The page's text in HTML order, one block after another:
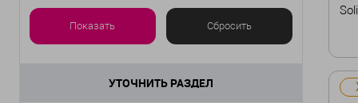
Натоптыши и твёрдые мозоли
Показать ещё 8
Показать Сбросить
УТОЧНИТЬ РАЗДЕЛ
40